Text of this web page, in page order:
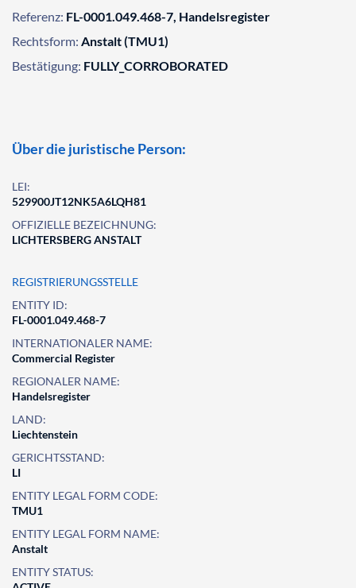
Referenz: FL-0001.049.468-7, Handelsregister
Rechtsform: Anstalt (TMU1)
Bestätigung: FULLY_CORROBORATED
Über die juristische Person:
LEI:
529900JT12NK5A6LQH81
OFFIZIELLE BEZEICHNUNG:
LICHTERSBERG ANSTALT
REGISTRIERUNGSSTELLE
ENTITY ID:
FL-0001.049.468-7
INTERNATIONALER NAME:
Commercial Register
REGIONALER NAME:
Handelsregister
LAND:
Liechtenstein
GERICHTSSTAND:
LI
ENTITY LEGAL FORM CODE:
TMU1
ENTITY LEGAL FORM NAME:
Anstalt
ENTITY STATUS: